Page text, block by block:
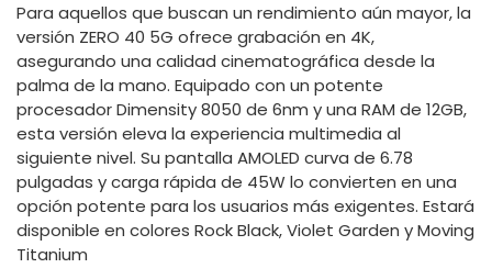
Para aquellos que buscan un rendimiento aún mayor, la
versión ZERO 40 5G ofrece grabación en 4K,
asegurando una calidad cinematográfica desde la
palma de la mano. Equipado con un potente
procesador Dimensity 8050 de 6nm y una RAM de 12GB,
esta versión eleva la experiencia multimedia al
siguiente nivel. Su pantalla AMOLED curva de 6.78
pulgadas y carga rápida de 45W lo convierten en una
opción potente para los usuarios más exigentes. Estará
disponible en colores Rock Black, Violet Garden y Moving
Titanium